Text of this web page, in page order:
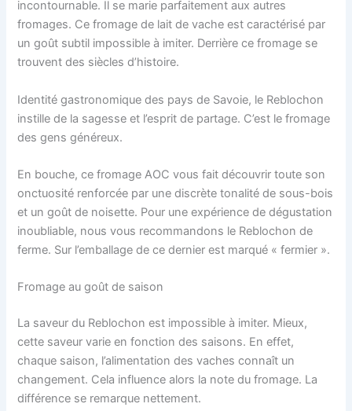
incontournable. Il se marie parfaitement aux autres
fromages. Ce fromage de lait de vache est caractérisé par
un goût subtil impossible à imiter. Derrière ce fromage se
trouvent des siècles d’histoire.
Identité gastronomique des pays de Savoie, le Reblochon
instille de la sagesse et l’esprit de partage. C’est le fromage
des gens généreux.
En bouche, ce fromage AOC vous fait découvrir toute son
onctuosité renforcée par une discrète tonalité de sous-bois
et un goût de noisette. Pour une expérience de dégustation
inoubliable, nous vous recommandons le Reblochon de
ferme. Sur l’emballage de ce dernier est marqué « fermier ».
Fromage au goût de saison
La saveur du Reblochon est impossible à imiter. Mieux,
cette saveur varie en fonction des saisons. En effet,
chaque saison, l’alimentation des vaches connaît un
changement. Cela influence alors la note du fromage. La
différence se remarque nettement.